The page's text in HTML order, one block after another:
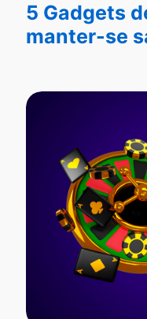
5 Gadgets
manter-se